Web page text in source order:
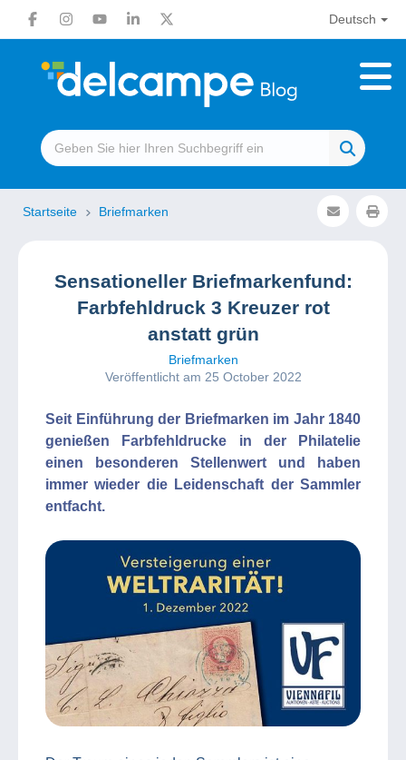
Deutsch
Startseite Briefmarken
Sensationeller Briefmarkenfund:
Farbfehldruck 3 Kreuzer rot
anstatt grün
Briefmarken
Veröffentlicht am 25 October 2022
Seit Einführung der Briefmarken im Jahr 1840
genießen Farbfehldrucke in der Philatelie
einen besonderen Stellenwert und haben
immer wieder die Leidenschaft der Sammler
entfacht.